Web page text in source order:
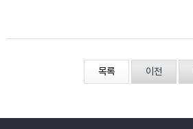
목록 이전